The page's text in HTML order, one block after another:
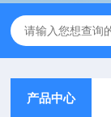
产品中心